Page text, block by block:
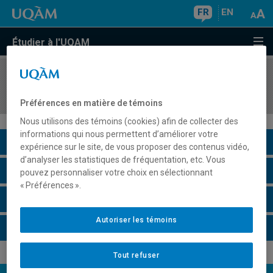
FR EN
Étudier à l'UQAM
COURS//
Description du cours
Horaire - Été 2026
Préférences en matière de témoins
Nous utilisons des témoins (cookies) afin de collecter des
informations qui nous permettent d’améliorer votre
expérience sur le site, de vous proposer des contenus vidéo,
d’analyser les statistiques de fréquentation, etc. Vous
pouvez personnaliser votre choix en sélectionnant
« Préférences ».
Tout refuser
Autoriser les témoins